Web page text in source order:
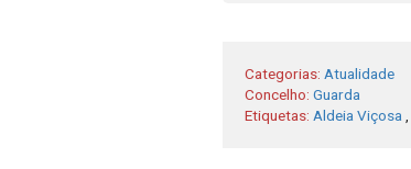
Categorias: Atualidade
Concelho: Guarda
Etiquetas: Aldeia Viçosa